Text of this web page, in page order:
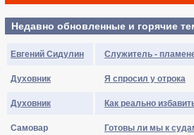
Недавно обновленные и горячие
Евгений Сидулин Служитель -
Духовник Я спросил у отрока
Духовник Как реально
Самовар Готовы ли мы к